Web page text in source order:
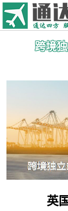
跨境
英